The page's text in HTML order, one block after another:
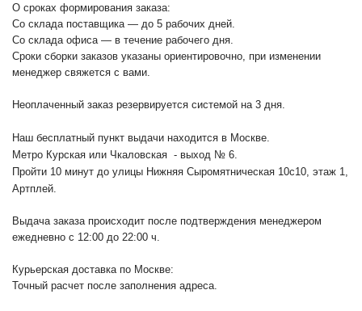
О сроках формирования заказа:
Со склада поставщика — до 5 рабочих дней.
Со склада офиса — в течение рабочего дня.
Сроки сборки заказов указаны ориентировочно, при изменении
менеджер свяжется с вами.
Неоплаченный заказ резервируется системой на 3 дня.
Наш бесплатный пункт выдачи находится в Москве.
Метро Курская или Чкаловская - выход № 6.
Пройти 10 минут до улицы Нижняя Сыромятническая 10с10, этаж 1,
Артплей.
Выдача заказа происходит после подтверждения менеджером
ежедневно с 12:00 до 22:00 ч.
Курьерская доставка по Москве:
Точный расчет после заполнения адреса.